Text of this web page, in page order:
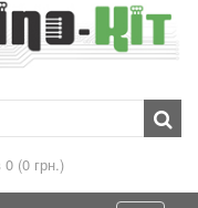
0 (0 грн.)